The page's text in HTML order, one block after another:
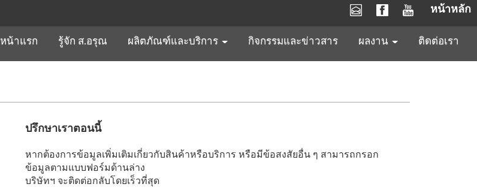
หน้าแรก รู้จัก ส.อรุณ ผลิตภัณฑ์และบริการ กิจกรรมและข่าวสาร ผลงาน ติดต่อเรา
หน้าหลัก
ปรึกษาเราตอนนี้
หากต้องการข้อมูลเพิ่มเติมเกี่ยวกับสินค้าหรือบริการ หรือมีข้อสงสัยอื่น ๆ สามารถกรอก
ข้อมูลตามแบบฟอร์มด้านล่าง
บริษัทฯ จะติดต่อกลับโดยเร็วที่สุด